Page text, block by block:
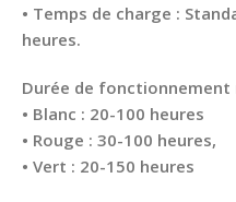
• Temps de charge :
heures.
Durée de fonctionnement
• Blanc : 20-100 heures
• Rouge : 30-100 heures,
• Vert : 20-150 heures